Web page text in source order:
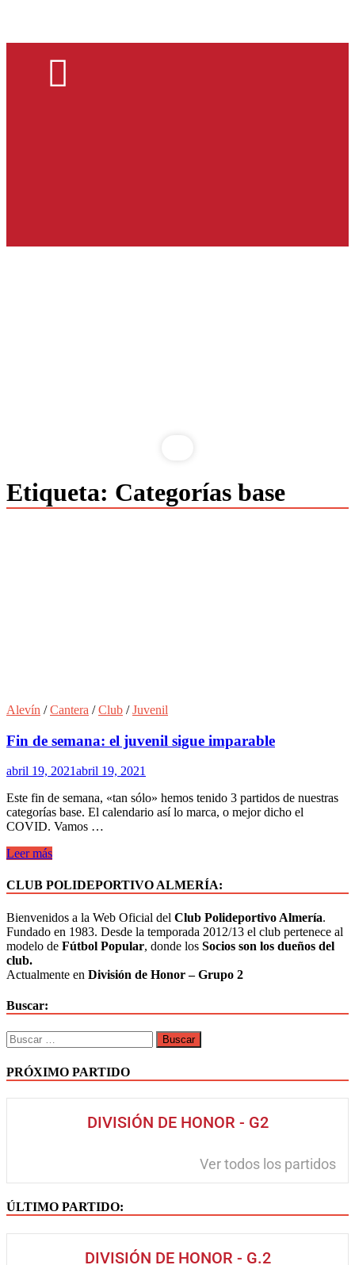
Saltar
al
contenido
Etiqueta: Categorías base
Alevín /Cantera /Club /Juvenil
Fin de semana: el juvenil sigue imparable
abril 19, 2021abril 19, 2021
Este fin de semana, «tan sólo» hemos tenido 3 partidos de nuestras
categorías base. El calendario así lo marca, o mejor dicho el
COVID. Vamos …
Fin
semana:
el
sigue
imparable
Leer más
CLUB POLIDEPORTIVO ALMERÍA:
Bienvenidos a la Web Oficial del Club Polideportivo Almería.
Fundado en 1983. Desde la temporada 2012/13 el club pertenece al
modelo de Fútbol Popular, donde los Socios son los dueños del
club.
Actualmente en División de Honor – Grupo 2
Buscar:
Buscar:
PRÓXIMO PARTIDO
DIVISIÓN DE HONOR - G2
Ver todos los partidos
ÚLTIMO PARTIDO:
DIVISIÓN DE HONOR - G.2